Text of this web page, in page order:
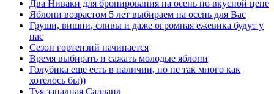
Два Ниваки для бронирования на осень по вкусной цене
Яблони возрастом 5 лет выбираем на осень для Вас
Груши, вишни, сливы и даже огромная ежевика будут у
нас
Сезон гортензий начинается
Время выбирать и сажать молодые яблони
Голубика ещё есть в наличии, но не так много как
хотелось бы))
Туя западная Салланд